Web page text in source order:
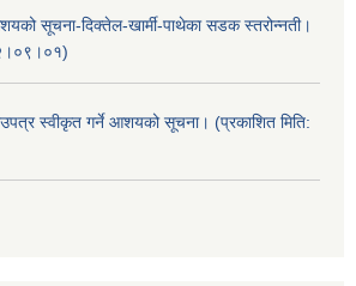
सूचना-दिक्तेल-खार्मी-पाथेका सडक स्तरोन्नती।
स्वीकृत गर्ने आशयको सूचना। (प्रकाशित मिति: